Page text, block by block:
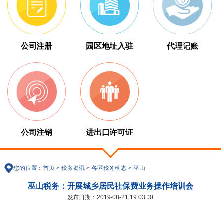
公司注册 园区地址入驻 代理记账
公司注销 进出口许可证
您的位置： 首页> 税务资讯> 各区税务动态> 巫山
巫山税务：开展城乡居民社保费业务操作培训会
发布日期：2019-08-21 19:03:00